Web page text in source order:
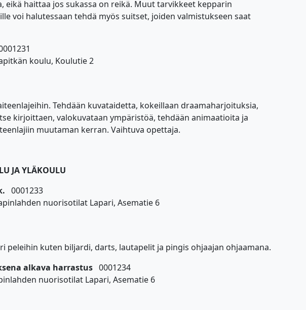
eikä haittaa jos sukassa on reikä. Muut tarvikkeet kepparin
voi halutessaan tehdä myös suitset, joiden valmistukseen saat
koulu, Koulutie 2
Tehdään kuvataidetta, kokeillaan draamaharjoituksia,
kirjoittaen, valokuvataan ympäristöä, tehdään animaatioita ja
muutaman kerran. Vaihtuva opettaja.
JA YLÄKOULU
0001233
nuorisotilat Lapari, Asematie 6
peleihin kuten biljardi, darts, lautapelit ja pingis ohjaajan ohjaamana.
alkava harrastus 0001234
nuorisotilat Lapari, Asematie 6